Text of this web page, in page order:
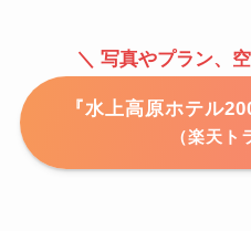
＼ 写真やプラン、
『水上高原ホテル
（楽天ト